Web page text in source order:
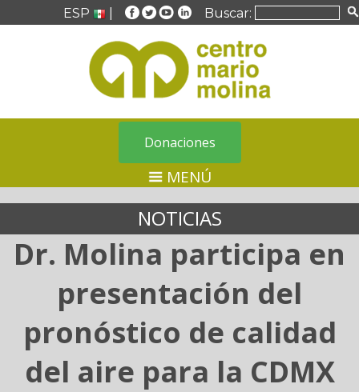
ESP Buscar:
Donaciones
MENÚ
NOTICIAS
Dr. Molina participa en
presentación del
pronóstico de calidad
del aire para la CDMX